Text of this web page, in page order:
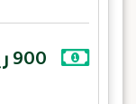
900 ريال سعودي